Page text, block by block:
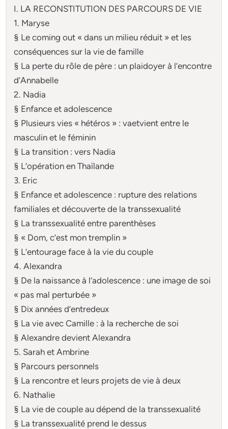
I. LA RECONSTITUTION DES PARCOURS DE VIE
1. Maryse
§ Le coming out « dans un milieu réduit » et les
conséquences sur la vie de famille
§ La perte du rôle de père : un plaidoyer à l’encontre
d’Annabelle
2. Nadia
§ Enfance et adolescence
§ Plusieurs vies « hétéros » : vaetvient entre le
masculin et le féminin
§ La transition : vers Nadia
§ L’opération en Thaïlande
3. Eric
§ Enfance et adolescence : rupture des relations
familiales et découverte de la transsexualité
§ La transsexualité entre parenthèses
§ « Dom, c’est mon tremplin »
§ L’entourage face à la vie du couple
4. Alexandra
§ De la naissance à l’adolescence : une image de soi
« pas mal perturbée »
§ Dix années d’entredeux
§ La vie avec Camille : à la recherche de soi
§ Alexandre devient Alexandra
5. Sarah et Ambrine
§ Parcours personnels
§ La rencontre et leurs projets de vie à deux
6. Nathalie
§ La vie de couple au dépend de la transsexualité
§ La transsexualité prend le dessus